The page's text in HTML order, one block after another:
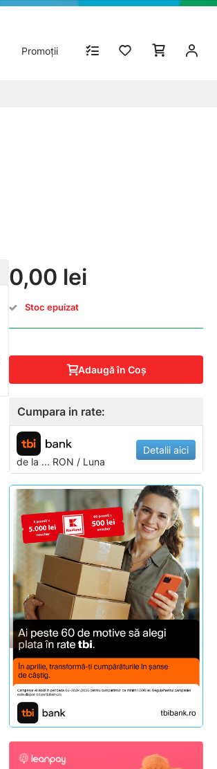
Promoții
0,00 lei
Stoc epuizat
Adaugă în Coş
Cumpara in rate:
de la ... RON / Luna
Detalii aici